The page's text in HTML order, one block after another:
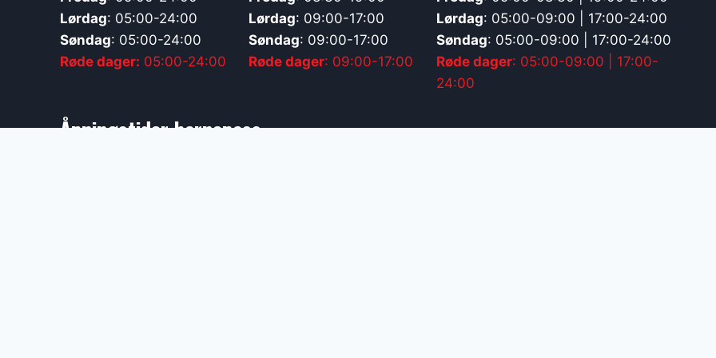
Lørdag: 05:00-24:00
Søndag: 05:00-24:00
Røde dager: 05:00-24:00
Lørdag: 09:00-17:00
Søndag: 09:00-17:00
Røde dager: 09:00-17:00
Lørdag: 05:00-09:00 | 17:00-24:00
Søndag: 05:00-09:00 | 17:00-24:00
Røde dager: 05:00-09:00 | 17:00-
24:00
Åpningstider barnepass